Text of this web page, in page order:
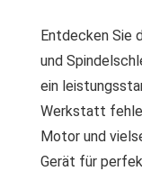
Entdecken Sie
und
ein
Werkstatt
Motor und
Gerät für